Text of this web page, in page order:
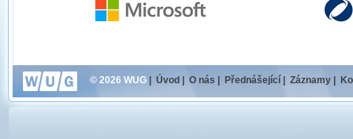
© 2026 WUG Úvod O nás Přednášející Záznamy